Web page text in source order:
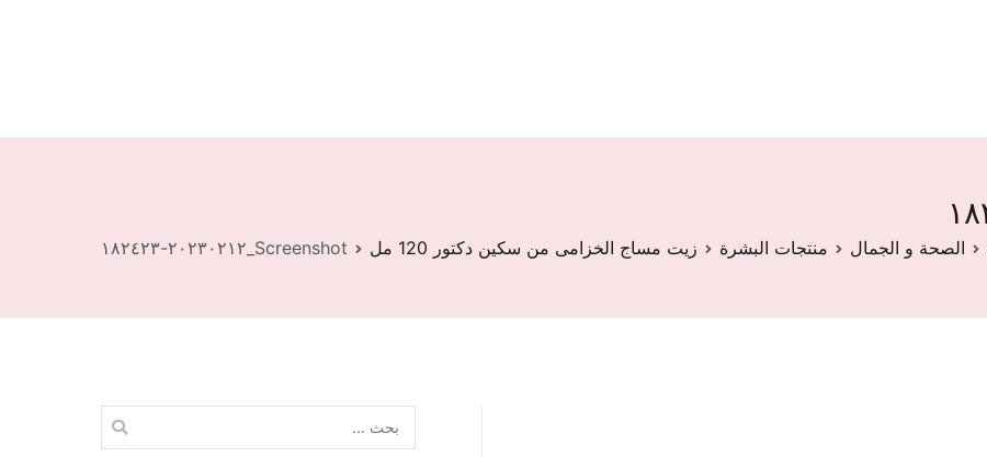
الصحة و الجمال منتجات البشرة زيت مساج الخزامى من سكين دكتور 120 مل Screenshot_٢٠٢٣٠٢١٢-١٨٢٤٢٣
عن: